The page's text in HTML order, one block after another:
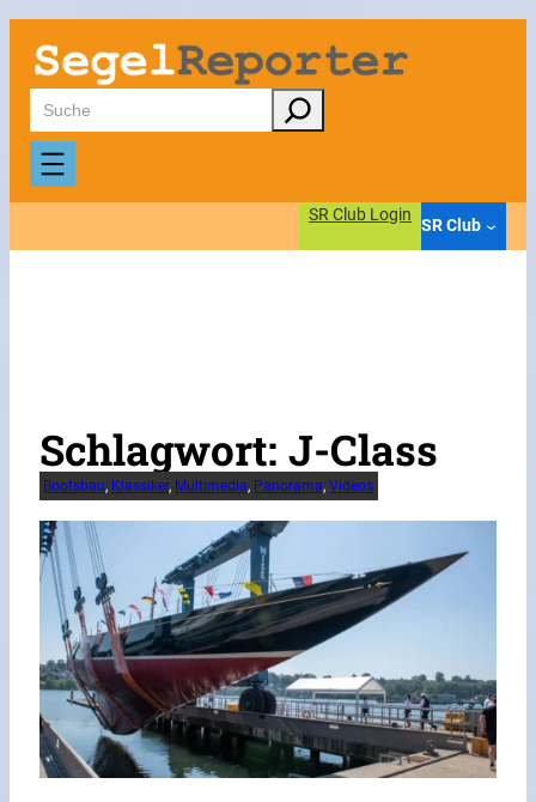
Zum
Inhalt
springen
Suchen
SR Club Login
SR Club
Schlagwort:J-Class
Bootsbau, Klassiker, Multimedia, Panorama, Videos